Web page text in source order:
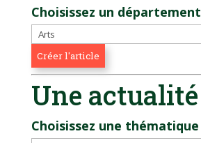
Choisissez un département
Une actualité
Choisissez une thématique